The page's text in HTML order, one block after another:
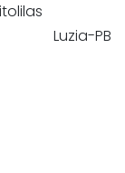
PB